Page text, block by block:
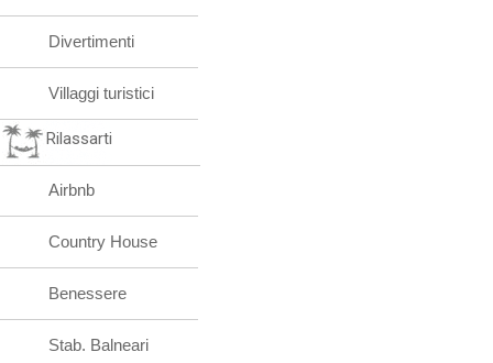
Divertimenti
Villaggi turistici
Rilassarti
Airbnb
Country House
Benessere
Stab. Balneari